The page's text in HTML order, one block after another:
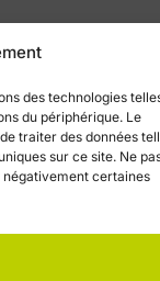
des technologies
du périphérique. Le
traiter des données
sur ce site. Ne
certaines